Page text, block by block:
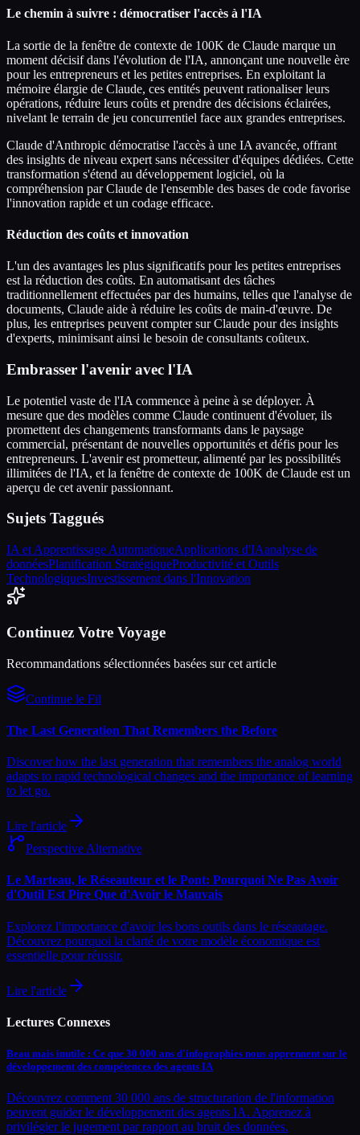
Le chemin à suivre : démocratiser l'accès à l'IA
La sortie de la fenêtre de contexte de 100K de Claude marque un
moment décisif dans l'évolution de l'IA, annonçant une nouvelle ère
pour les entrepreneurs et les petites entreprises. En exploitant la
mémoire élargie de Claude, ces entités peuvent rationaliser leurs
opérations, réduire leurs coûts et prendre des décisions éclairées,
nivelant le terrain de jeu concurrentiel face aux grandes entreprises.
Claude d'Anthropic démocratise l'accès à une IA avancée, offrant
des insights de niveau expert sans nécessiter d'équipes dédiées. Cette
transformation s'étend au développement logiciel, où la
compréhension par Claude de l'ensemble des bases de code favorise
l'innovation rapide et un codage efficace.
Réduction des coûts et innovation
L'un des avantages les plus significatifs pour les petites entreprises
est la réduction des coûts. En automatisant des tâches
traditionnellement effectuées par des humains, telles que l'analyse de
documents, Claude aide à réduire les coûts de main-d'œuvre. De
plus, les entreprises peuvent compter sur Claude pour des insights
d'experts, minimisant ainsi le besoin de consultants coûteux.
Embrasser l'avenir avec l'IA
Le potentiel vaste de l'IA commence à peine à se déployer. À
mesure que des modèles comme Claude continuent d'évoluer, ils
promettent des changements transformants dans le paysage
commercial, présentant de nouvelles opportunités et défis pour les
entrepreneurs. L'avenir est prometteur, alimenté par les possibilités
illimitées de l'IA, et la fenêtre de contexte de 100K de Claude est un
aperçu de cet avenir passionnant.
Sujets Taggués
IA et Apprentissage AutomatiqueApplications d'IAanalyse de
donnéesPlanification StratégiqueProductivité et Outils
TechnologiquesInvestissement dans l'Innovation
Continuez Votre Voyage
Recommandations sélectionnées basées sur cet article
Continue le Fil
The Last Generation That Remembers the Before
Discover how the last generation that remembers the analog world
adapts to rapid technological changes and the importance of learning
to let go.
Lire l'article
Perspective Alternative
Le Marteau, le Réseauteur et le Pont: Pourquoi Ne Pas Avoir
d'Outil Est Pire Que d'Avoir le Mauvais
Explorez l'importance d'avoir les bons outils dans le réseautage.
Découvrez pourquoi la clarté de votre modèle économique est
essentielle pour réussir.
Lire l'article
Lectures Connexes
Beau mais inutile : Ce que 30 000 ans d'infographies nous apprennent sur le
développement des compétences des agents IA
Découvrez comment 30 000 ans de structuration de l'information
peuvent guider le développement des agents IA. Apprenez à
privilégier le jugement par rapport au bruit des données.